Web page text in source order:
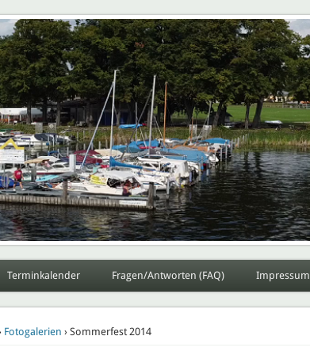
e.V.
Lokomotive Potsdam e.V.
Terminkalender Fragen/Antworten (FAQ) Impressum
Fotogalerien › Sommerfest 2014